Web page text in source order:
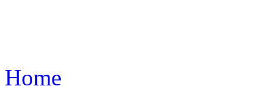
Home